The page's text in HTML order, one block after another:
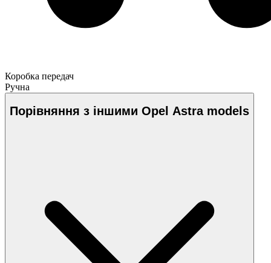
Коробка передач
Ручна
Порівняння з іншими Opel Astra models